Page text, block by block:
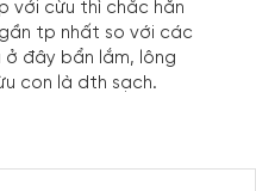
với cừu thì chắc hẳn
tp nhất so với các
ở đây bẩn lắm, lông
con là dth sạch.